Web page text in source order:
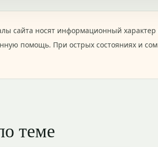
сайта носят информационный
помощь. При острых состояниях и
теме